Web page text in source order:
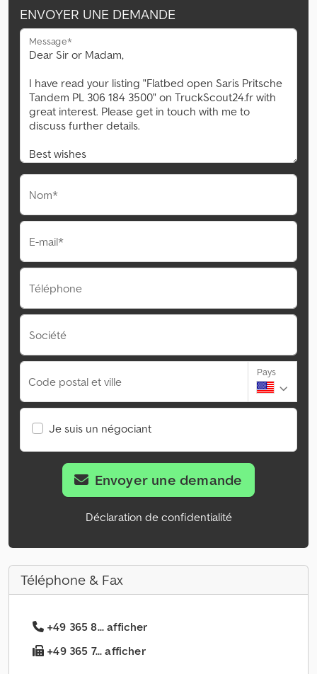
ENVOYER UNE DEMANDE
Message*
Nom*
E-mail*
Téléphone
Société
Code postal et ville
Pays
Je suis un négociant
Envoyer une demande
Déclaration de confidentialité
Téléphone & Fax
+49 365 8... afficher
+49 365 7... afficher